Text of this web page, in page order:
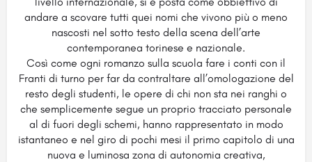
andare a scovare tutti quei nomi che vivono più o meno
nascosti nel sotto testo della scena dell’arte
contemporanea torinese e nazionale.
Così come ogni romanzo sulla scuola fare i conti con il
Franti di turno per far da contraltare all’omologazione del
resto degli studenti, le opere di chi non sta nei ranghi o
che semplicemente segue un proprio tracciato personale
al di fuori degli schemi, hanno rappresentato in modo
istantaneo e nel giro di pochi mesi il primo capitolo di una
nuova e luminosa zona di autonomia creativa,